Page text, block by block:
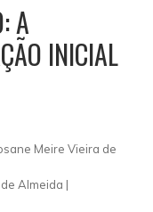
A
INICIAL
Meire Vieira de
Almeida |